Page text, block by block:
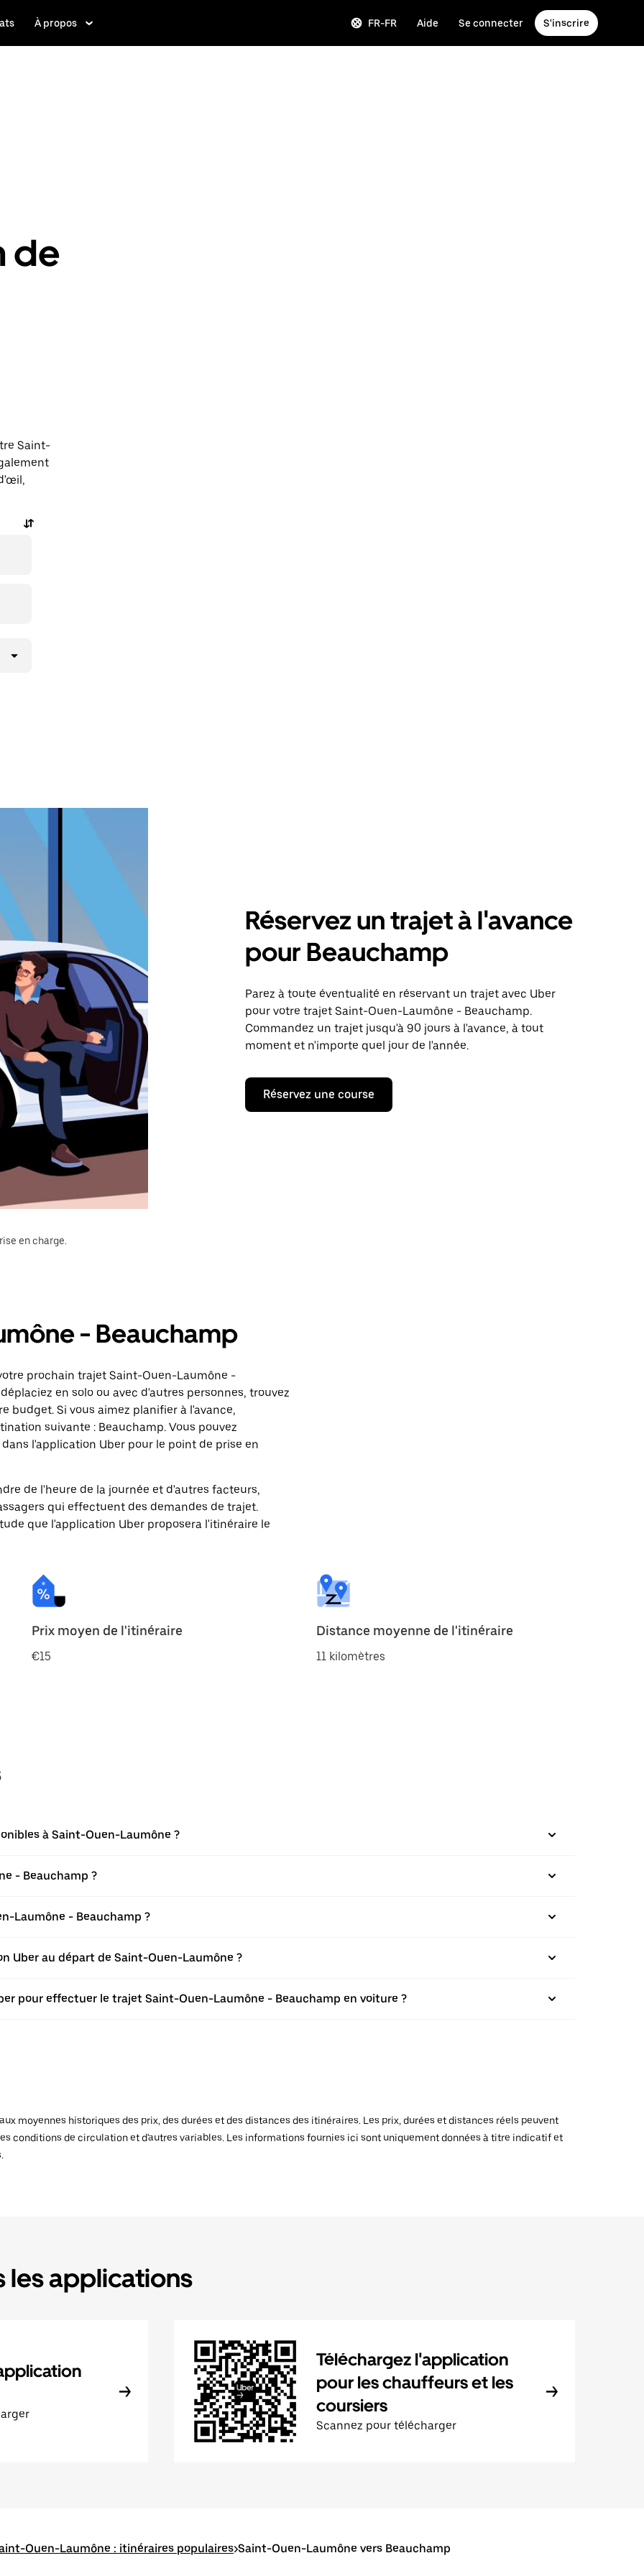
À propos FR-FR Aide Se connecter S'inscrire
de
Saint-
Réservez un trajet à l'avance
pour Beauchamp
Parez à toute éventualité en réservant un trajet avec Uber
pour votre trajet Saint-Ouen-Laumône - Beauchamp.
Commandez un trajet jusqu'à 90 jours à l'avance, à tout
moment et n'importe quel jour de l'année.
Réservez une course
en charge.
- Beauchamp
prochain trajet Saint-Ouen-Laumône -
en solo ou avec d'autres personnes, trouvez
budget. Si vous aimez planifier à l'avance,
suivante : Beauchamp. Vous pouvez
l'application Uber pour le point de prise en
de l'heure de la journée et d'autres facteurs,
qui effectuent des demandes de trajet.
que l'application Uber proposera l'itinéraire le
Prix moyen de l'itinéraire
€15
Distance moyenne de l'itinéraire
11 kilomètres
à Saint-Ouen-Laumône ?
- Beauchamp ?
Laumône - Beauchamp ?
Uber au départ de Saint-Ouen-Laumône ?
pour effectuer le trajet Saint-Ouen-Laumône - Beauchamp en voiture ?
moyennes historiques des prix, des durées et des distances des itinéraires. Les prix, durées et distances réels peuvent
conditions de circulation et d'autres variables. Les informations fournies ici sont uniquement données à titre indicatif et
les applications
Téléchargez l'application
pour les chauffeurs et les
coursiers
Scannez pour télécharger
Ouen-Laumône : itinéraires populaires>Saint-Ouen-Laumône vers Beauchamp